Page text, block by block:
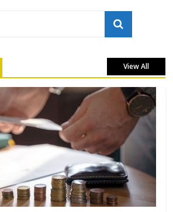
View All